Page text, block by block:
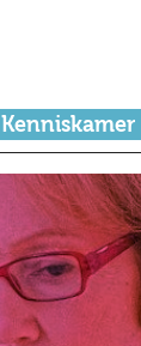
Kenniskamer